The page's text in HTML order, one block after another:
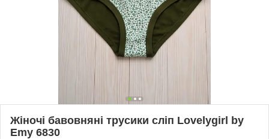
Жіночі бавовняні трусики сліп Lovelygirl by
Emy 6830